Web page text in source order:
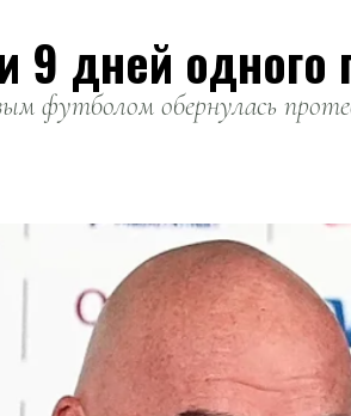
9 дней одного
футболом обернулась